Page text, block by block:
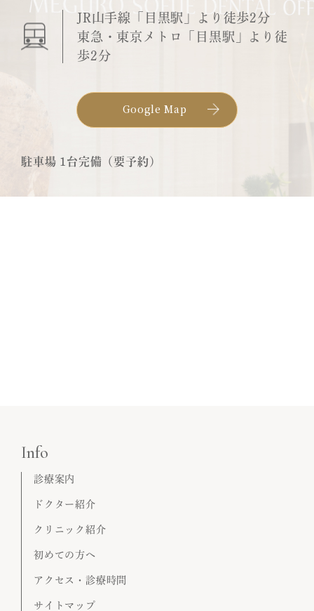
JR山手線「目黒駅」より徒歩2分
東急・東京メトロ「目黒駅」より徒
歩2分
Google Map
駐車場 1台完備（要予約）
Info
診療案内
ドクター紹介
クリニック紹介
初めての方へ
アクセス・診療時間
サイトマップ